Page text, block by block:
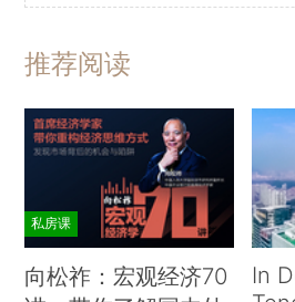
的简称。
为重要，文化因素也正在被小
合理的解释。近期有关文化因
包括圭索等人的研究（Guiso
and Verdier，2011；
2015；Gorodnichenko and
推荐阅读
私房课
向松祚：宏观经济70
In